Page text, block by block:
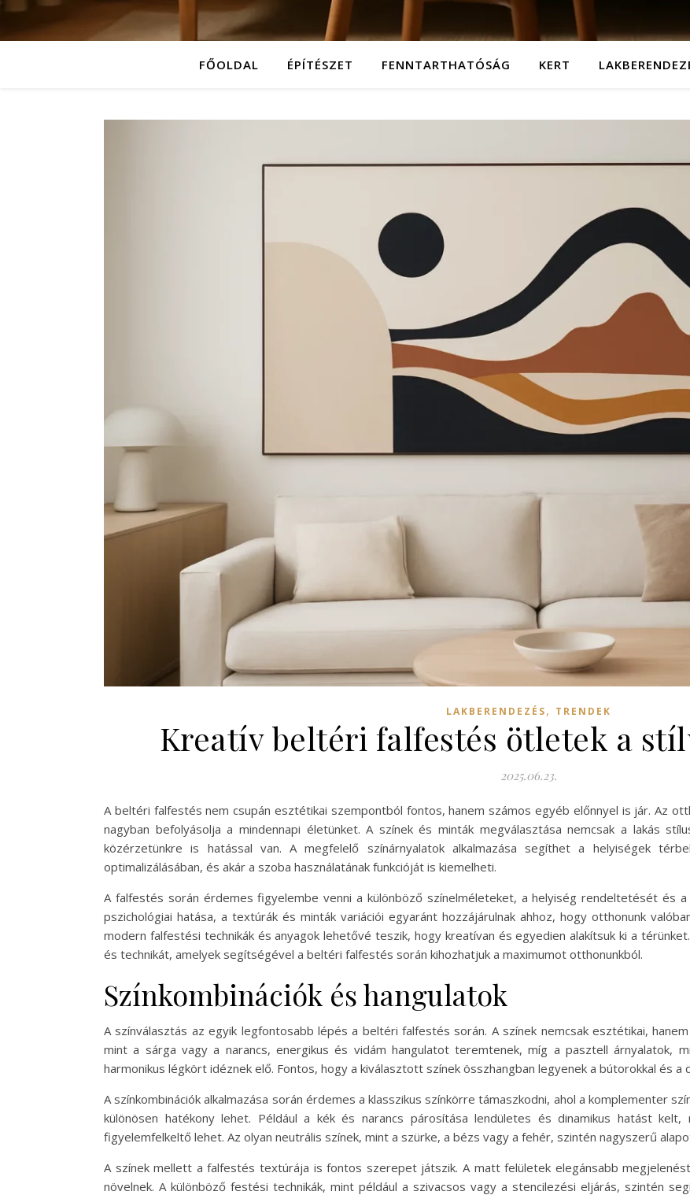
FŐOLDAL ÉPÍTÉSZET FENNTARTHATÓSÁG KERT
LAKBERENDEZÉS, TRENDEK
Kreatív beltéri falfestés ötletek a
2025.06.23.
A beltéri falfestés nem csupán esztétikai szempontból fontos, hanem számos egyéb előnnyel is jár. Az
nagyban befolyásolja a mindennapi életünket. A színek és minták megválasztása nemcsak a lakás
közérzetünkre is hatással van. A megfelelő színárnyalatok alkalmazása segíthet a helyiségek
optimalizálásában, és akár a szoba használatának funkcióját is kiemelheti.
A falfestés során érdemes figyelembe venni a különböző színelméleteket, a helyiség rendeltetését és
pszichológiai hatása, a textúrák és minták variációi egyaránt hozzájárulnak ahhoz, hogy otthonunk
modern falfestési technikák és anyagok lehetővé teszik, hogy kreatívan és egyedien alakítsuk ki a
és technikát, amelyek segítségével a beltéri falfestés során kihozhatjuk a maximumot otthonunkból.
Színkombinációk és hangulatok
A színválasztás az egyik legfontosabb lépés a beltéri falfestés során. A színek nemcsak esztétikai,
mint a sárga vagy a narancs, energikus és vidám hangulatot teremtenek, míg a pasztell árnyalatok,
harmonikus légkört idéznek elő. Fontos, hogy a kiválasztott színek összhangban legyenek a bútorokkal és a
A színkombinációk alkalmazása során érdemes a klasszikus színkörre támaszkodni, ahol a komplementer
különösen hatékony lehet. Például a kék és narancs párosítása lendületes és dinamikus hatást
figyelemfelkeltő lehet. Az olyan neutrális színek, mint a szürke, a bézs vagy a fehér, szintén nagyszerű
A színek mellett a falfestés textúrája is fontos szerepet játszik. A matt felületek elegánsabb
növelnek. A különböző festési technikák, mint például a szivacsos vagy a stencilezési eljárás, szintén